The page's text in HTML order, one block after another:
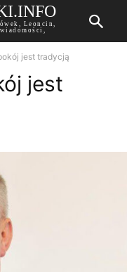
Leoncin,
jest tradycją
jest